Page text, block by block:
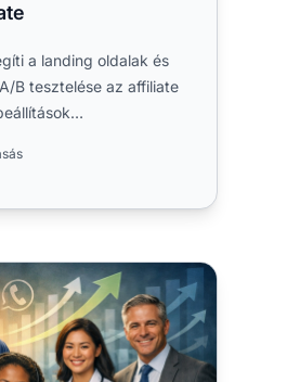
a landing oldalak és
B tesztelése az affiliate
profitálnak a pay-per-call